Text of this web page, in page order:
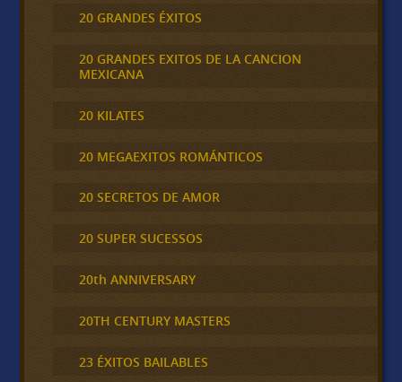
20 GRANDES ÉXITOS
20 GRANDES EXITOS DE LA CANCION
MEXICANA
20 KILATES
20 MEGAEXITOS ROMÁNTICOS
20 SECRETOS DE AMOR
20 SUPER SUCESSOS
20th ANNIVERSARY
20TH CENTURY MASTERS
23 ÉXITOS BAILABLES